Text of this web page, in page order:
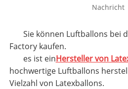
Nachricht
Sie können Luftballons bei
Factory kaufen.
es ist einHersteller von
hochwertige Luftballons
Vielzahl von Latexballons.